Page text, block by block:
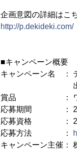
企画意図の詳細はこ
http://p.dekideki.com/
■キャンペーン概要
キャンペーン名 ：
出版記念プ
賞品 ： ワンルー
応募期間 ：
応募資格 ： 20
応募方法 ：
キャンペーン主催：